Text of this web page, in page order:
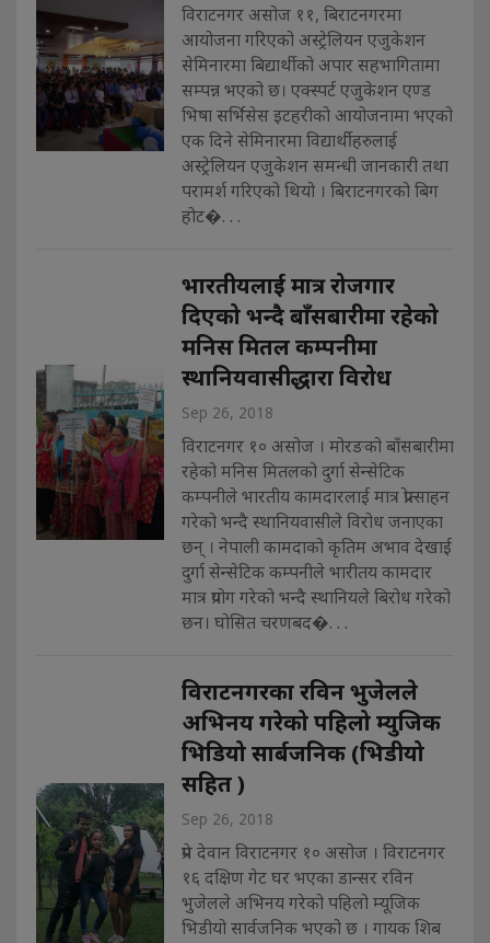
विराटनगर असोज ११, बिराटनगरमा
आयोजना गरिएको अस्ट्रेलियन एजुकेशन
सेमिनारमा बिद्यार्थीको अपार सहभागितामा
सम्पन्न भएको छ। एक्स्पर्ट एजुकेशन एण्ड
भिषा सर्भिसेस इटहरीको आयोजनामा भएको
एक दिने सेमिनारमा विद्यार्थीहरुलाई
अस्ट्रेलियन एजुकेशन समन्धी जानकारी तथा
परामर्श गरिएको थियो । बिराटनगरको बिग
होट�. . .
भारतीयलाई मात्र रोजगार
दिएको भन्दै बाँसबारीमा रहेको
मनिस मितल कम्पनीमा
स्थानियवासीद्धारा विरोध
Sep 26, 2018
विराटनगर १० असोज । मोरङको बाँसबारीमा
रहेको मनिस मितलको दुर्गा सेन्सेटिक
कम्पनीले भारतीय कामदारलाई मात्र प्रोत्साहन
गरेको भन्दै स्थानियवासीले विरोध जनाएका
छन् । नेपाली कामदाको कृतिम अभाव देखाई
दुर्गा सेन्सेटिक कम्पनीले भारीतय कामदार
मात्र प्रयोग गरेको भन्दै स्थानियले बिरोध गरेको
छन। घोसित चरणबद�. . .
विराटनगरका रविन भुजेलले
अभिनय गरेको पहिलो म्युजिक
भिडियो सार्बजनिक (भिडीयो
सहित )
Sep 26, 2018
प्रेम देवान विराटनगर १० असोज । विराटनगर
१६ दक्षिण गेट घर भएका डान्सर रविन
भुजेलले अभिनय गरेको पहिलो म्यूजिक
भिडीयो सार्वजनिक भएको छ । गायक शिब